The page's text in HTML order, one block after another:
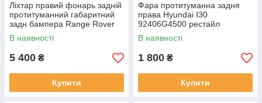
Ліхтар правий фонарь задній
протитуманний габаритний
задн бампера Range Rover
L460 від2021-рр, LR152295
оригінал повністю робо
В наявності
5 400 ₴
Купити
Фара протитуманна задня
права Hyundai I30
92406G4500 рестайл
від2020-рр оригінал бв
відсутнє одне кріплення
В наявності
1 800 ₴
Купити